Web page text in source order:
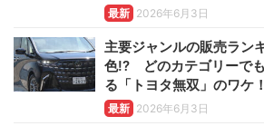
最新 2026年6月3日
主要ジャンルの販売ラン
色!? どのカテゴリーで
る「トヨタ無双」のワケ！
最新 2026年6月3日